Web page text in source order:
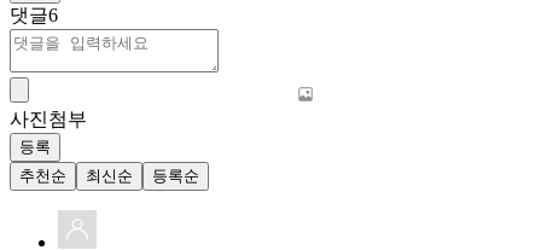
댓글6
사진첨부
등록
추천순
최신순 등록순